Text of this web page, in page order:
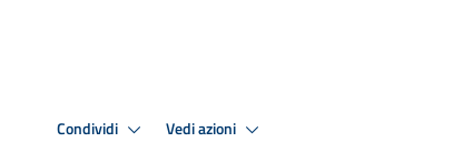
Condividi Vedi azioni